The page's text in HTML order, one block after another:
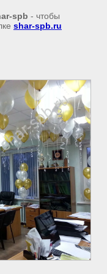
spb - чтобы
shar-spb.ru